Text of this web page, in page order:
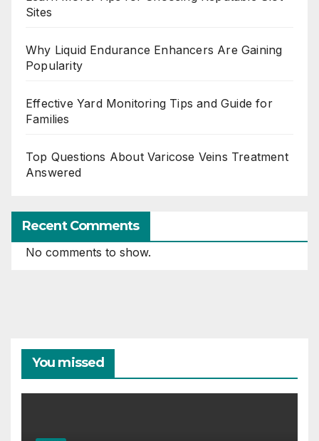
Sites
Why Liquid Endurance Enhancers Are Gaining
Popularity
Effective Yard Monitoring Tips and Guide for
Families
Top Questions About Varicose Veins Treatment
Answered
Recent Comments
No comments to show.
You missed